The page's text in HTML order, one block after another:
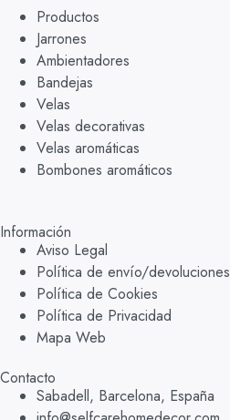
Productos
Jarrones
Ambientadores
Bandejas
Velas
Velas decorativas
Velas aromáticas
Bombones aromáticos
Información
Aviso Legal
Política de envío/devoluciones
Política de Cookies
Política de Privacidad
Mapa Web
Contacto
Sabadell, Barcelona, España